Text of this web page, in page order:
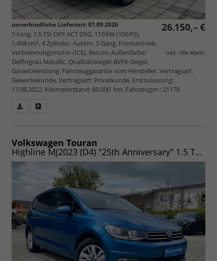
26.150,– €
inkl. 19% MwSt.
unverbindliche Lieferzeit:01.09.2026
5-türig, 1.5 TSI OPF ACT DSG, 110 kW (150 PS),
1.498 cm³, 4 Zylinder, Autom. 7-Gang, Frontantrieb,
Verbrennungsmotor (ICE), Benzin, Außenfarbe:
Delfingrau Metallic, Qualitätssiegel: BVFK-Siegel,
Garantieleistung: Fahrzeuggarantie vom Hersteller, Vertragsart:
Gewerbekunde, Vertragsart: Privatkunde, Erstzulassung:
17.08.2022, Kilometerstand: 60.000 km, Fahrzeugnr.: 21178
speichern/drucken
Volkswagen Touran
Highline MJ2023 (D4) "25th Anniversary" 1.5 TSI 150 M6 CLI3Z|ERGO|DYNAUDIO|AHK|APP|UVM. (Vorlauf 06.08.2026)